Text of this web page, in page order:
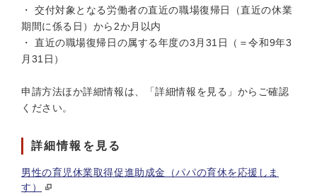
・ 交付対象となる労働者の直近の職場復帰日（直近の休業
期間に係る日）から2か月以内
・ 直近の職場復帰日の属する年度の3月31日（＝令和9年3
月31日）
申請方法ほか詳細情報は、「詳細情報を見る」からご確認
ください。
詳細情報を見る
男性の育児休業取得促進助成金（パパの育休を応援しま
す）